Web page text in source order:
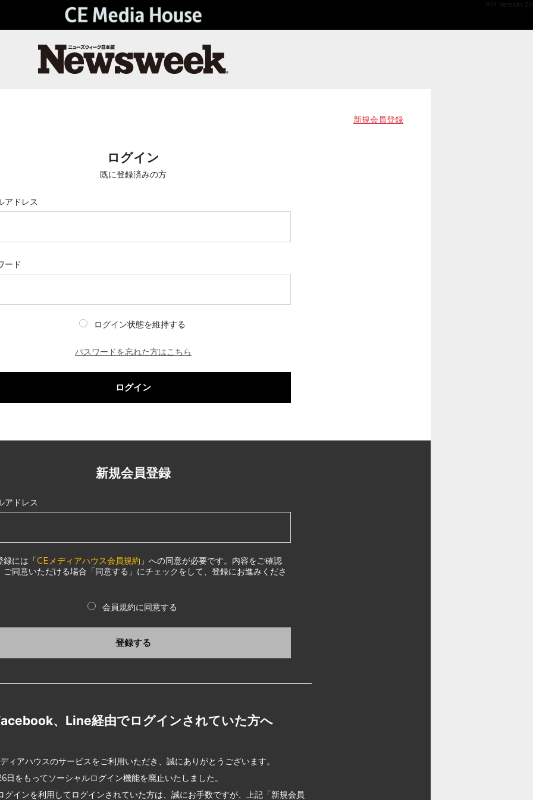
API Version 2.0
新規会員登録
ログイン
既に登録済みの方
アドレス
ード
ログイン状態を維持する
パスワードを忘れた方はこちら
ログイン
新規会員登録
アドレス
録には「CEメディアハウス会員規約 」への同意が必要です。内容をご確認
ご同意いただける場合「同意する」にチェックをして、登録にお進みくださ
会員規約に同意する
登録する
、Line経由でログインされていた方へ
ィアハウスのサービスをご利用いただき、誠にありがとうございます。
日をもってソーシャルログイン機能を廃止いたしました。
グインを利用してログインされていた方は、誠にお手数ですが、上記「新規会員